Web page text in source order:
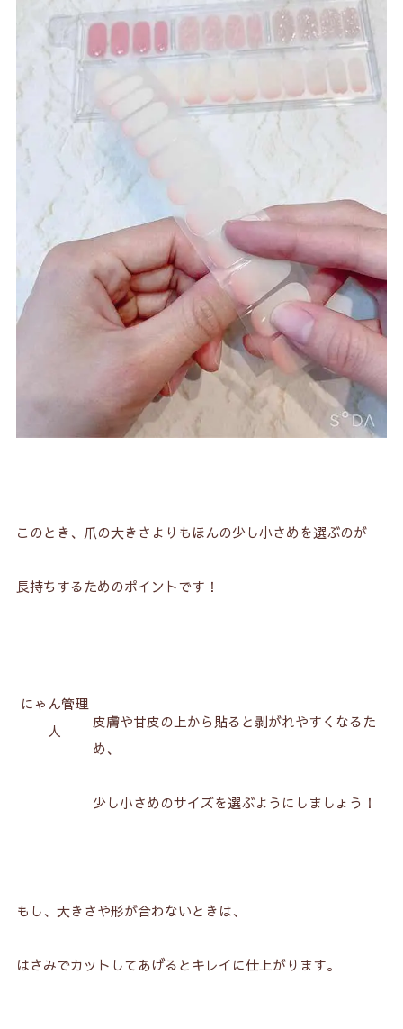
このとき、爪の大きさよりもほんの少し小さめを選ぶのが
長持ちするためのポイントです！
にゃん管理
人
皮膚や甘皮の上から貼ると剥がれやすくなるた
め、
少し小さめのサイズを選ぶようにしましょう！
もし、大きさや形が合わないときは、
はさみでカットしてあげるとキレイに仕上がります。